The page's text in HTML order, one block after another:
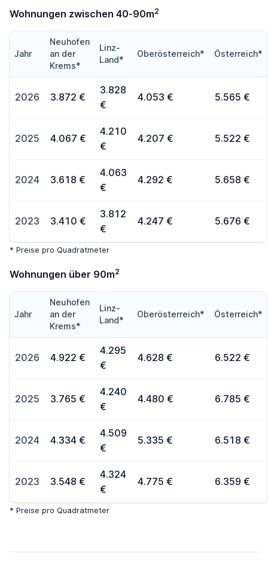
Wohnungen zwischen 40-90m2
Jahr
Neuhofen
an der
Krems*
Linz-
Land*
Oberösterreich* Österreich*
2026 3.872 €
3.828
€
4.053 € 5.565 €
2025 4.067 €
4.210
€
4.207 € 5.522 €
2024 3.618 €
4.063
€
4.292 € 5.658 €
2023 3.410 €
3.812
€
4.247 € 5.676 €
* Preise pro Quadratmeter
Wohnungen über 90m2
Jahr
Neuhofen
an der
Krems*
Linz-
Land*
Oberösterreich* Österreich*
2026 4.922 €
4.295
€
4.628 € 6.522 €
2025 3.765 €
4.240
€
4.480 € 6.785 €
2024 4.334 €
4.509
€
5.335 € 6.518 €
2023 3.548 €
4.324
€
4.775 € 6.359 €
* Preise pro Quadratmeter